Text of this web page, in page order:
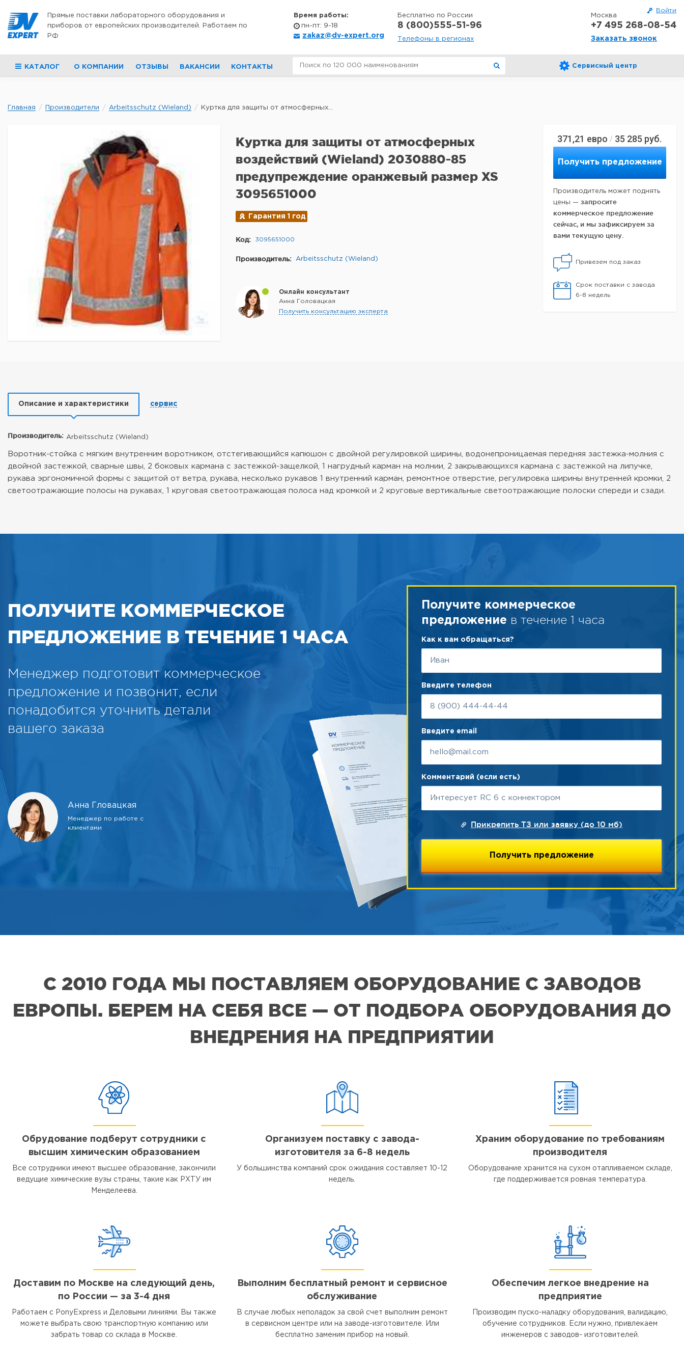
Войти
Прямые поставки лабораторного оборудования и
приборов от европейских производителей. Работаем по
РФ
Время работы:
пн-пт: 9-18
zakaz@dv-expert.org
Бесплатно по России
8 (800)555-51-96
Телефоны в регионах
Москва
+7 495 268-08-54
Заказать звонок
КАТАЛОГ О КОМПАНИИ ОТЗЫВЫ ВАКАНСИИ КОНТАКТЫ Сервисный центр
Главная Производители Arbeitsschutz (Wieland) Куртка для защиты от атмосферных...
371,21 евро / 35 285 руб.
Получить предложение
Производитель может поднять
цены — запросите
коммерческое предложение
сейчас, и мы зафиксируем за
вами текущую цену.
Привезем под заказ
Срок поставки с завода
6-8 недель
Куртка для защиты от атмосферных
воздействий (Wieland) 2030880-85
предупреждение оранжевый размер XS
3095651000
Гарантия 1 год
Код: 3095651000
Производитель: Arbeitsschutz (Wieland)
Онлайн консультант
Анна Головацкая
Получить консультацию эксперта
Описание и характеристики сервис
Производитель: Arbeitsschutz (Wieland)
Воротник-стойка с мягким внутренним воротником, отстегивающийся капюшон с двойной регулировкой ширины, водонепроницаемая передняя застежка-молния с
двойной застежкой, сварные швы, 2 боковых кармана с застежкой-защелкой, 1 нагрудный карман на молнии, 2 закрывающихся кармана с застежкой на липучке,
рукава эргономичной формы с защитой от ветра, рукава, несколько рукавов 1 внутренний карман, ремонтное отверстие, регулировка ширины внутренней кромки, 2
светоотражающие полосы на рукавах, 1 круговая светоотражающая полоса над кромкой и 2 круговые вертикальные светоотражающие полоски спереди и сзади.
ПОЛУЧИТЕ КОММЕРЧЕСКОЕ
ПРЕДЛОЖЕНИЕ В ТЕЧЕНИЕ 1 ЧАСА
Менеджер подготовит коммерческое
предложение и позвонит, если
понадобится уточнить детали
вашего заказа
Анна Гловацкая
Менеджер по работе с
клиентами
Получите коммерческое
предложение в течение 1 часа
Как к вам обращаться?
Введите телефон
Введите email
Комментарий (если есть)
Прикрепить ТЗ или заявку (до 10 мб)
С 2010 ГОДА МЫ ПОСТАВЛЯЕМ ОБОРУДОВАНИЕ С ЗАВОДОВ
ЕВРОПЫ. БЕРЕМ НА СЕБЯ ВСЕ — ОТ ПОДБОРА ОБОРУДОВАНИЯ ДО
ВНЕДРЕНИЯ НА ПРЕДПРИЯТИИ
Обрудование подберут сотрудники с
высшим химическим образованием
Все сотрудники имеют высшее образование, закончили
ведущие химические вузы страны, такие как РХТУ им
Менделеева.
Организуем поставку с завода-
изготовителя за 6-8 недель
У большинства компаний срок ожидания составляет 10-12
недель.
Храним оборудование по требованиям
производителя
Оборудование хранится на сухом отапливаемом складе,
где поддерживается ровная температура.
Доставим по Москве на следующий день,
по России — за 3-4 дня
Работаем с PonyExpress и Деловыми линиями. Вы также
можете выбрать свою транспортную компанию или
забрать товар со склада в Москве.
Выполним бесплатный ремонт и сервисное
обслуживание
В случае любых неполадок за свой счет выполним ремонт
в сервисном центре или на заводе-изготовителе. Или
бесплатно заменим прибор на новый.
Обеспечим легкое внедрение на
предприятие
Производим пуско-наладку оборудования, валидацию,
обучение сотрудников. Если нужно, привлекаем
инженеров с заводов- изготовителей.